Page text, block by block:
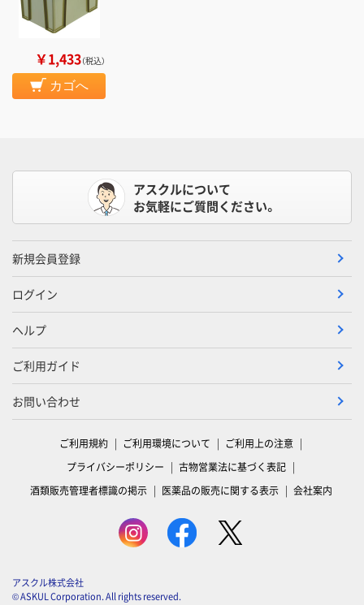
￥1,433（税込）
カゴへ
アスクルについて
お気軽にご質問ください。
新規会員登録
ログイン
ヘルプ
ご利用ガイド
お問い合わせ
ご利用規約 ご利用環境について
ご利用上の注意
プライバシーポリシー
古物営業法に基づく表記
酒類販売管理者標識の掲示
医薬品の販売に関する表示 会社案内
アスクル株式会社
© ASKUL Corporation. All rights reserved.